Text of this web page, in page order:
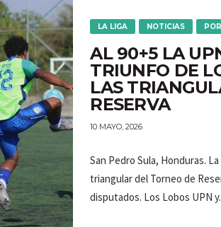
LA LIGA NOTICIAS
AL 90+5 LA
TRIUNFO DE
LAS
RESERVA
10 MAYO, 2026
San Pedro Sula, Honduras.
triangular del Torneo de
disputados. Los Lobos UPN